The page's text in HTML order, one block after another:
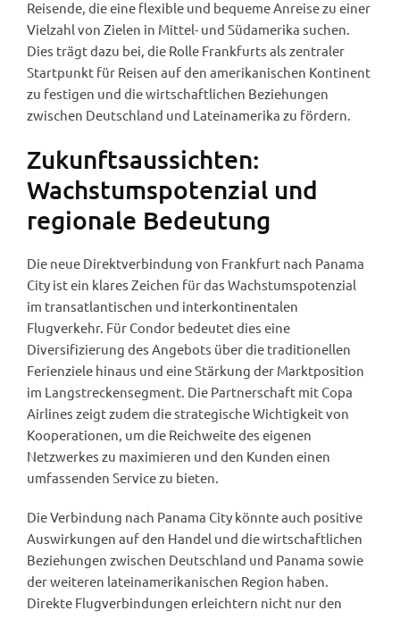
Reisende, die eine flexible und bequeme Anreise zu einer
Vielzahl von Zielen in Mittel- und Südamerika suchen.
Dies trägt dazu bei, die Rolle Frankfurts als zentraler
Startpunkt für Reisen auf den amerikanischen Kontinent
zu festigen und die wirtschaftlichen Beziehungen
zwischen Deutschland und Lateinamerika zu fördern.
Zukunftsaussichten:
Wachstumspotenzial und
regionale Bedeutung
Die neue Direktverbindung von Frankfurt nach Panama
City ist ein klares Zeichen für das Wachstumspotenzial
im transatlantischen und interkontinentalen
Flugverkehr. Für Condor bedeutet dies eine
Diversifizierung des Angebots über die traditionellen
Ferienziele hinaus und eine Stärkung der Marktposition
im Langstreckensegment. Die Partnerschaft mit Copa
Airlines zeigt zudem die strategische Wichtigkeit von
Kooperationen, um die Reichweite des eigenen
Netzwerkes zu maximieren und den Kunden einen
umfassenden Service zu bieten.
Die Verbindung nach Panama City könnte auch positive
Auswirkungen auf den Handel und die wirtschaftlichen
Beziehungen zwischen Deutschland und Panama sowie
der weiteren lateinamerikanischen Region haben.
Direkte Flugverbindungen erleichtern nicht nur den